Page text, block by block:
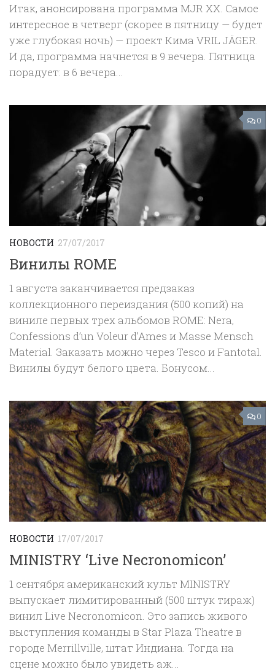
Итак, анонсирована программа MJR XX. Самое
интересное в четверг (скорее в пятницу — будет
уже глубокая ночь) — проект Кима VRIL JÄGER.
И да, программа начнется в 9 вечера. Пятница
порадует: в 6 вечера...
0
НОВОСТИ 27/07/2017
Винилы ROME
1 августа заканчивается предзаказ
коллекционного переиздания (500 копий) на
виниле первых трех альбомов ROME: Nera,
Confessions d’un Voleur d’Ames и Masse Mensch
Material. Заказать можно через Tesco и Fantotal.
Винилы будут белого цвета. Бонусом...
0
НОВОСТИ 17/07/2017
MINISTRY ‘Live Necronomicon’
1 сентября американский культ MINISTRY
выпускает лимитированный (500 штук тираж)
винил Live Necronomicon. Это запись живого
выступления команды в Star Plaza Theatre в
городе Merrillville, штат Индиана. Тогда на
сцене можно было увидеть аж...